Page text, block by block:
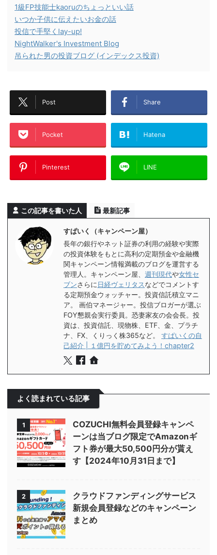
1級FP技能士kaoruのちょっといい話
いつか子供に伝えたいお金の話
投信で手堅くlay-up!
NightWalker's Investment Blog
吊られた男の投資ブログ (インデックス投資)
Post Share
Pocket Hatena
Pinterest LINE
この記事を書いた人 最新記事
すぱいく（キャンペーン屋）
長年の銀行やネット証券の利用の経験や実際
の投資体験をもとに高利の定期預金や金融機
関キャンペーン情報満載のブログを運営する
管理人。キャンペーン屋、 週刊現代や女性セ
ブンさらに 日経ヴェリタスなどでコメントす
る定期預金ウォッチャー。投資信託積立マニ
ア。 画伯マネージャー。投信ブロガーが選ぶ
FOY懇親会実行委員。恐妻家友の会会長。投
資は、投資信託、現物株、ETF、金、プラチ
ナ、FX、くりっく株365など。 すぱいくの自
己紹介 | １億円を貯めてみよう！chapter2
よく読まれている記事
1
COZUCHI無料会員登録キャンペ
ーンは当ブログ限定でAmazonギ
フト券が最大50,500円分が貰え
す【2024年10月31日まで】
2
クラウドファンディングサービス
新規会員登録などのキャンペーン
まとめ